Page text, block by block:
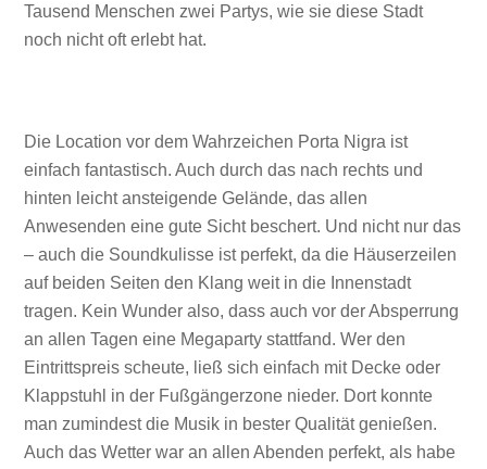
Tausend Menschen zwei Partys, wie sie diese Stadt
noch nicht oft erlebt hat.
Die Location vor dem Wahrzeichen Porta Nigra ist
einfach fantastisch. Auch durch das nach rechts und
hinten leicht ansteigende Gelände, das allen
Anwesenden eine gute Sicht beschert. Und nicht nur das
– auch die Soundkulisse ist perfekt, da die Häuserzeilen
auf beiden Seiten den Klang weit in die Innenstadt
tragen. Kein Wunder also, dass auch vor der Absperrung
an allen Tagen eine Megaparty stattfand. Wer den
Eintrittspreis scheute, ließ sich einfach mit Decke oder
Klappstuhl in der Fußgängerzone nieder. Dort konnte
man zumindest die Musik in bester Qualität genießen.
Auch das Wetter war an allen Abenden perfekt, als habe